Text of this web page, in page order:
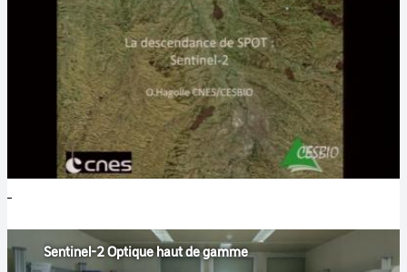
Sentinel-2 Optique haut de gamme